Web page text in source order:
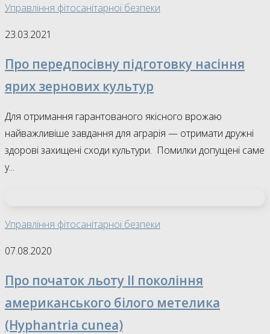
Управління фітосанітарної безпеки
23.03.2021
Про передпосівну підготовку насіння
ярих зернових культур
Для отримання гарантованого якісного врожаю
найважливіше завдання для аграрія — отримати дружні
здорові захищені сходи культури. Помилки допущені саме
у...
Управління фітосанітарної безпеки
07.08.2020
Про початок льоту ІІ покоління
американського білого метелика
(Hyphantria cunea)